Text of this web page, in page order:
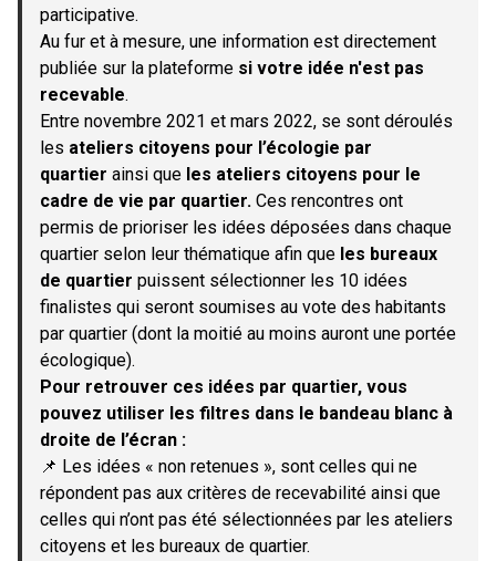
participative.
Au fur et à mesure, une information est directement
publiée sur la plateforme si votre idée n'est pas
recevable.
Entre novembre 2021 et mars 2022, se sont déroulés
les ateliers citoyens pour l’écologie par
quartier ainsi que les ateliers citoyens pour le
cadre de vie par quartier. Ces rencontres ont
permis de prioriser les idées déposées dans chaque
quartier selon leur thématique afin que les bureaux
de quartier puissent sélectionner les 10 idées
finalistes qui seront soumises au vote des habitants
par quartier (dont la moitié au moins auront une portée
écologique).
Pour retrouver ces idées par quartier, vous
pouvez utiliser les filtres dans le bandeau blanc à
droite de l’écran :
📌 Les idées « non retenues », sont celles qui ne
répondent pas aux critères de recevabilité ainsi que
celles qui n’ont pas été sélectionnées par les ateliers
citoyens et les bureaux de quartier.